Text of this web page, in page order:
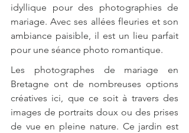
idyllique pour des photographies de
mariage. Avec ses allées fleuries et son
ambiance paisible, il est un lieu parfait
pour une séance photo romantique.
Les photographes de mariage en
Bretagne ont de nombreuses options
créatives ici, que ce soit à travers des
images de portraits doux ou des prises
de vue en pleine nature. Ce jardin est